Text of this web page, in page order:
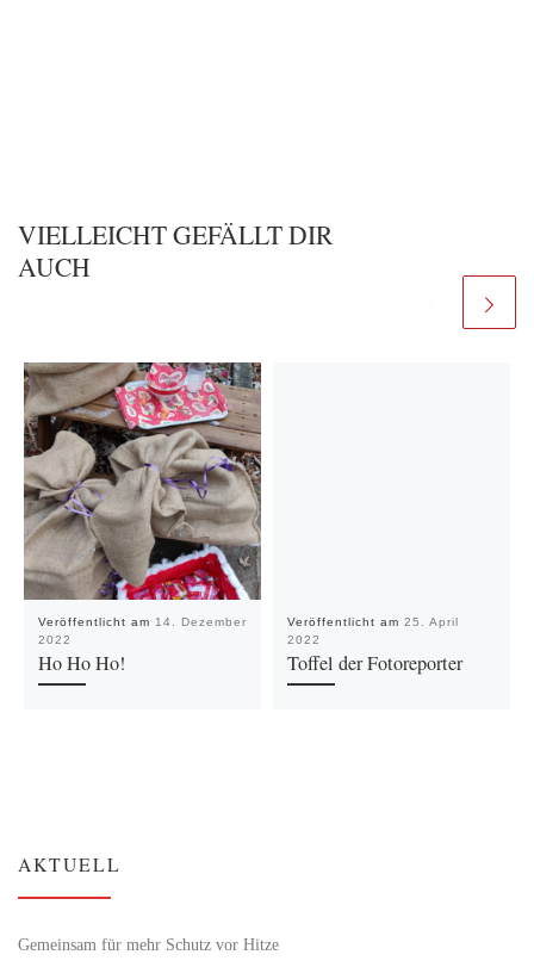
VIELLEICHT GEFÄLLT DIR
AUCH
Veröffentlicht am 14. Dezember
2022
Ho Ho Ho!
Veröffentlicht am 25. April
2022
Toffel der Fotoreporter
AKTUELL
Gemeinsam für mehr Schutz vor Hitze